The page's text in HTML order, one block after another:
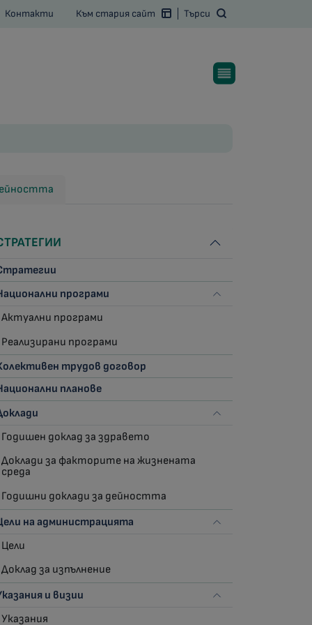
Контакти Към стария сайт Търси
програми
Актуални програми
Реализирани програми
трудов договор
планове
Годишен доклад за здравето
Доклади за факторите на жизнената
среда
Годишни доклади за дейността
на администрацията
Цели
Доклад за изпълнение
и визии
Указания